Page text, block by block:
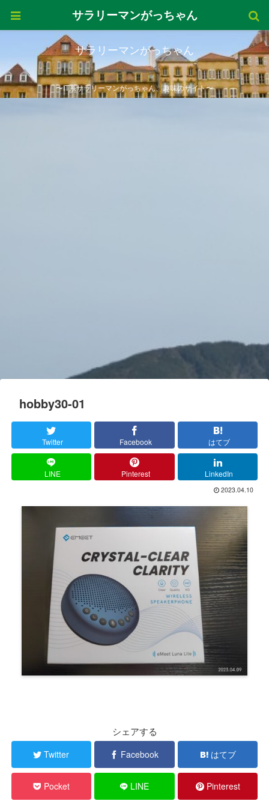
サラリーマンがっちゃん
〜IT系サラリーマンがっちゃん、趣味のサイト〜
hobby30-01
Twitter Facebook はてブ
LINE Pinterest LinkedIn
2023.04.10
シェアする
Twitter Facebook はてブ
Pocket LINE Pinterest
サラリーマンがっちゃん